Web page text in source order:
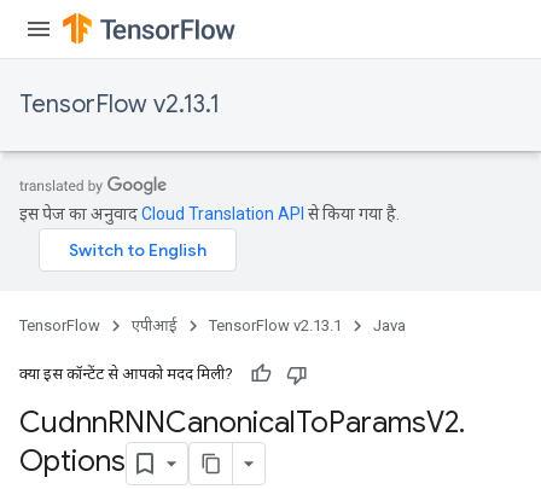
TensorFlow v2.13.1
इस पेज का अनुवादCloud Translation API से किया गया है.
TensorFlow एपीआई TensorFlow v2.13.1 Java
क्या इस कॉन्टेंट से आपको मदद मिली?
CudnnRNNCanonicalToParamsV2.
Options